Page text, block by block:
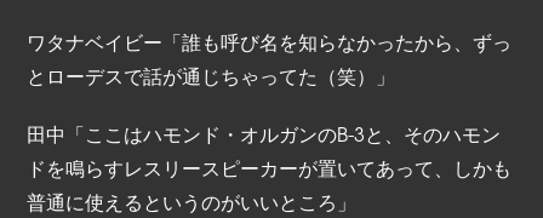
ワタナベイビー「誰も呼び名を知らなかったから、ずっ
とローデスで話が通じちゃってた（笑）」
田中「ここはハモンド・オルガンのB-3と、そのハモン
ドを鳴らすレスリースピーカーが置いてあって、しかも
普通に使えるというのがいいところ」